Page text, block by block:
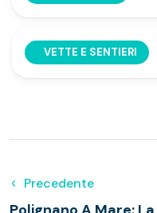
VETTE E SENTIERI
Precedente